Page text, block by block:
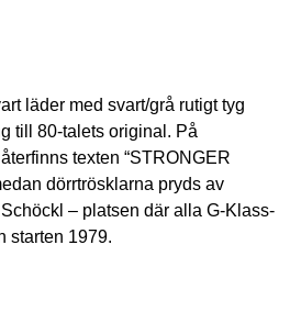
läder med svart/grå rutigt tyg
till 80-talets original. På
texten “STRONGER
dörrtrösklarna pryds av
– platsen där alla G-Klass-
starten 1979.